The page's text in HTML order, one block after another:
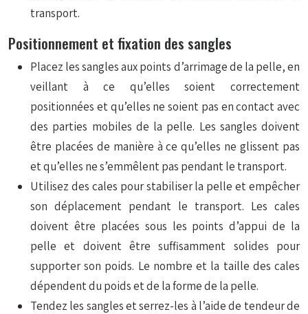
transport.
Positionnement et fixation des sangles
Placez les sangles aux points d’arrimage de la pelle, en
veillant à ce qu’elles soient correctement
positionnées et qu’elles ne soient pas en contact avec
des parties mobiles de la pelle. Les sangles doivent
être placées de manière à ce qu’elles ne glissent pas
et qu’elles ne s’emmêlent pas pendant le transport.
Utilisez des cales pour stabiliser la pelle et empêcher
son déplacement pendant le transport. Les cales
doivent être placées sous les points d’appui de la
pelle et doivent être suffisamment solides pour
supporter son poids. Le nombre et la taille des cales
dépendent du poids et de la forme de la pelle.
Tendez les sangles et serrez-les à l’aide de tendeur de